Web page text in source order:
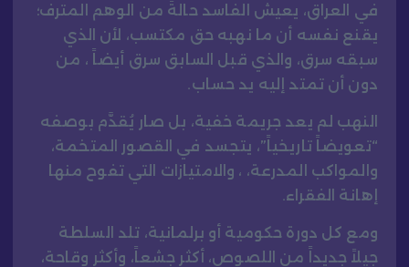
في العراق، يعيش الفاسد حالةً من الوهم المترف؛
يقنع نفسه أن ما نهبه حق مكتسب، لأن الذي
سبقه سرق، والذي قبل السابق سرق أيضاً ، من
دون أن تمتد إليه يد حساب.
النهب لم يعد جريمة خفية، بل صار يُقدَّم بوصفه
“تعويضاً تاريخياً”، يتجسد في القصور المتخمة،
والمواكب المدرعة، ، والامتيازات التي تفوح منها
إهانة الفقراء.
ومع كل دورة حكومية أو برلمانية، تلد السلطة
جيلاً جديداً من اللصوص، أكثر جشعاً، وأكثر وقاحة،